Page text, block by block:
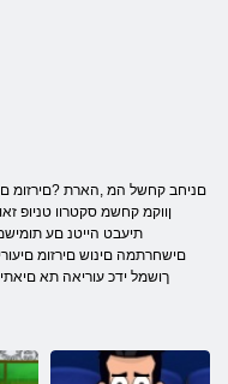
ןווקמ קחשמ סקטרוו טניופ זאו
תיעבט הייטנ םע
םישחרתמה םינוש םירזומ
ךושמל ידכ עוריאה תא